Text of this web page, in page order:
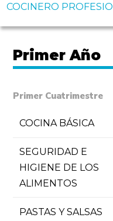
COCINERO
Primer Año
Primer Cuatrimestre
COCINA BÁSICA
SEGURIDAD E
HIGIENE DE LOS
ALIMENTOS
PASTAS Y SALSAS